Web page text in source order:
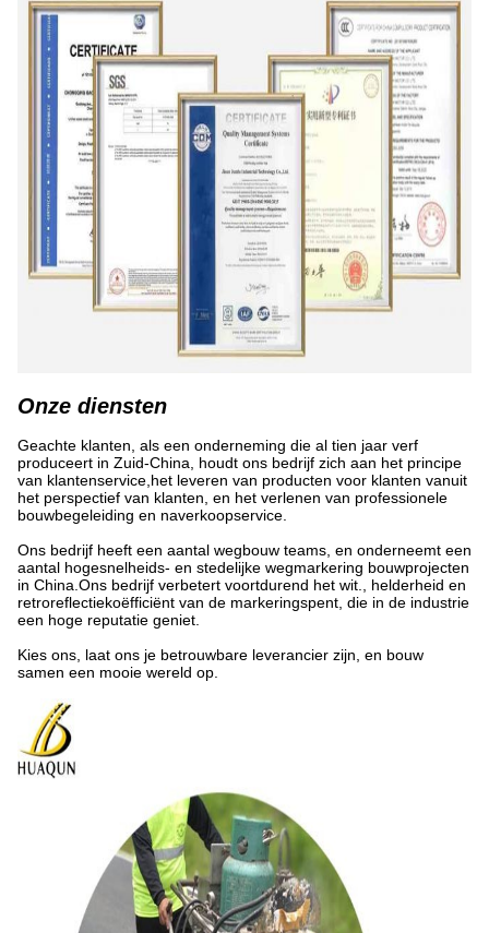
Onze diensten
Geachte klanten, als een onderneming die al tien jaar verf
produceert in Zuid-China, houdt ons bedrijf zich aan het principe
van klantenservice,het leveren van producten voor klanten vanuit
het perspectief van klanten, en het verlenen van professionele
bouwbegeleiding en naverkoopservice.
Ons bedrijf heeft een aantal wegbouw teams, en onderneemt een
aantal hogesnelheids- en stedelijke wegmarkering bouwprojecten
in China.Ons bedrijf verbetert voortdurend het wit., helderheid en
retroreflectiekoëfficiënt van de markeringspent, die in de industrie
een hoge reputatie geniet.
Kies ons, laat ons je betrouwbare leverancier zijn, en bouw
samen een mooie wereld op.